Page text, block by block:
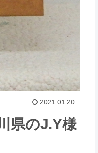
2021.01.20
県のJ.Y様